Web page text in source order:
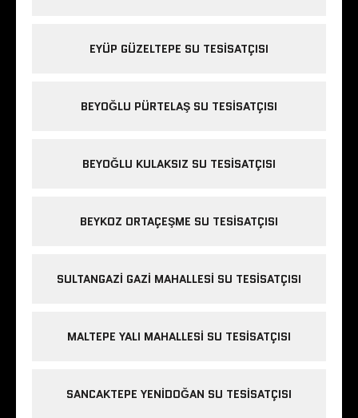
EYÜP GÜZELTEPE SU TESISATÇISI
BEYOĞLU PÜRTELAŞ SU TESISATÇISI
BEYOĞLU KULAKSIZ SU TESISATÇISI
BEYKOZ ORTAÇEŞME SU TESISATÇISI
SULTANGAZI GAZI MAHALLESI SU TESISATÇISI
MALTEPE YALI MAHALLESI SU TESISATÇISI
SANCAKTEPE YENIDOĞAN SU TESISATÇISI